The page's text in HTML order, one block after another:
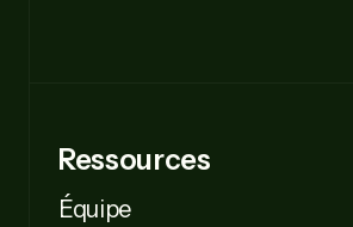
Ressources
Équipe